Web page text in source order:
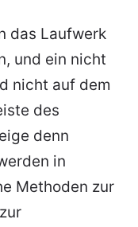
das Laufwerk
und ein nicht
nicht auf dem
des
denn
in
Methoden zur